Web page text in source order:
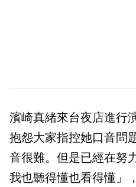
濱崎真緒來台夜店進行
抱怨大家指控她口音問
音很難。但是已經在努
我也聽得懂也看得懂」